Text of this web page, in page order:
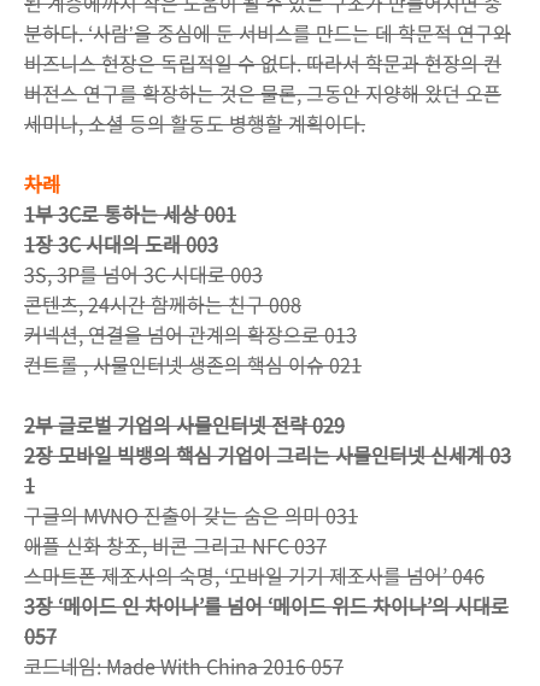
분하다. ‘사람ʼ을 중심에 둔 서비스를 만드는 데 학문적 연구와
비즈니스 현장은 독립적일 수 없다. 따라서 학문과 현장의 컨
버전스 연구를 확장하는 것은 물론, 그동안 지양해 왔던 오픈
세미나, 소셜 등의 활동도 병행할 계획이다.
차례
1부 3C로 통하는 세상 001
1장 3C 시대의 도래 003
3S, 3P를 넘어 3C 시대로 003
콘텐츠, 24시간 함께하는 친구 008
커넥션, 연결을 넘어 관계의 확장으로 013
컨트롤 , 사물인터넷 생존의 핵심 이슈 021
2부 글로벌 기업의 사물인터넷 전략 029
2장 모바일 빅뱅의 핵심 기업이 그리는 사물인터넷 신세계 03
1
구글의 MVNO 진출이 갖는 숨은 의미 031
애플 신화 창조, 비콘 그리고 NFC 037
스마트폰 제조사의 숙명, ‘모바일 기기 제조사를 넘어’ 046
3장 ‘메이드 인 차이나’를 넘어 ‘메이드 위드 차이나’의 시대로
057
코드네임: Made With China 2016 057